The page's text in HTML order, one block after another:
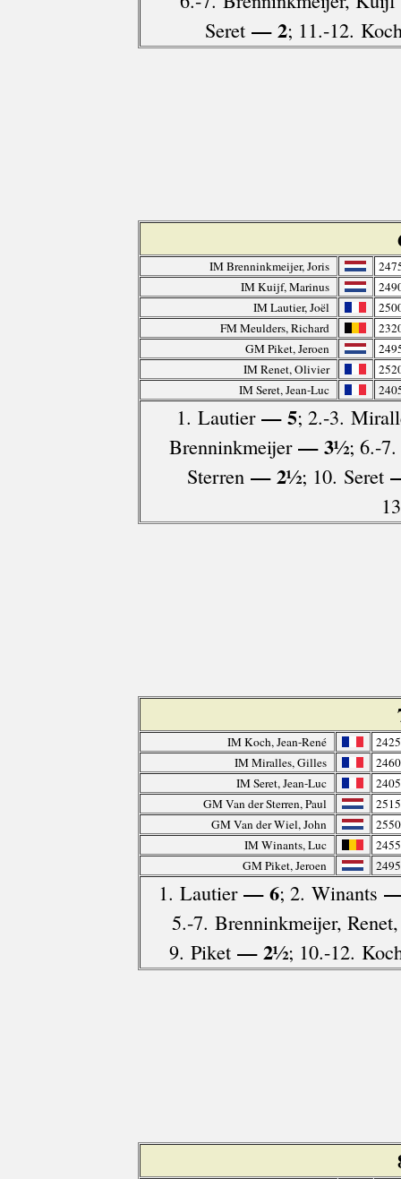
Seret — 2; 11.-12.
IM Brenninkmeijer, Joris
IM Kuijf, Marinus
IM Lautier, Joël
FM Meulders, Richard
GM Piket, Jeroen
IM Renet, Olivier
IM Seret, Jean-Luc
1. Lautier— 5; 2.-3.
Brenninkmeijer— 3½; 6.-
Sterren — 2½; 10. Seret
IM Koch, Jean-René
2425
IM Miralles, Gilles
2460
IM Seret, Jean-Luc
2405
GM Van der Sterren, Paul
2515
GM Van der Wiel, John
2550
IM Winants, Luc
2455
GM Piket, Jeroen
2495
1. Lautier— 6; 2. Winants
5.-7. Brenninkmeijer,
9. Piket— 2½; 10.-12.